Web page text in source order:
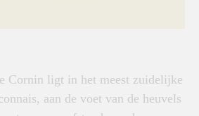
Cornin ligt in het meest zuidelijke
aan de voet van de heuvels